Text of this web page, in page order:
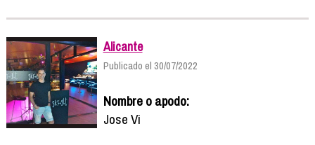
Alicante
Publicado el 30/07/2022
Nombre o apodo:
Jose Vi